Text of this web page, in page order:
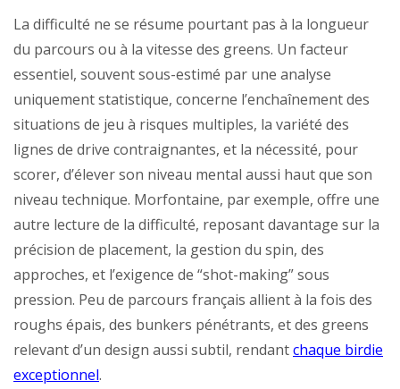
La difficulté ne se résume pourtant pas à la longueur
du parcours ou à la vitesse des greens. Un facteur
essentiel, souvent sous-estimé par une analyse
uniquement statistique, concerne l’enchaînement des
situations de jeu à risques multiples, la variété des
lignes de drive contraignantes, et la nécessité, pour
scorer, d’élever son niveau mental aussi haut que son
niveau technique. Morfontaine, par exemple, offre une
autre lecture de la difficulté, reposant davantage sur la
précision de placement, la gestion du spin, des
approches, et l’exigence de “shot-making” sous
pression. Peu de parcours français allient à la fois des
roughs épais, des bunkers pénétrants, et des greens
relevant d’un design aussi subtil, rendantchaque birdie
exceptionnel.